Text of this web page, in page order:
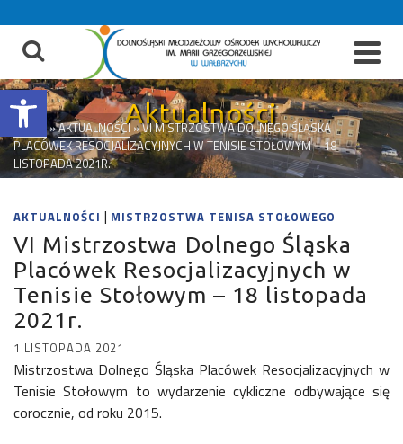
Otwórz pasek narzędzi
treści
Aktualności
START »AKTUALNOŚCI »VI MISTRZOSTWA DOLNEGO ŚLĄSKA
PLACÓWEK RESOCJALIZACYJNYCH W TENISIE STOŁOWYM – 18
LISTOPADA 2021R.
AKTUALNOŚCI | MISTRZOSTWA TENISA STOŁOWEGO
VI Mistrzostwa Dolnego Śląska
Placówek Resocjalizacyjnych w
Tenisie Stołowym – 18 listopada
2021r.
1 LISTOPADA 2021
Mistrzostwa Dolnego Śląska Placówek Resocjalizacyjnych w
Tenisie Stołowym to wydarzenie cykliczne odbywające się
corocznie, od roku 2015.